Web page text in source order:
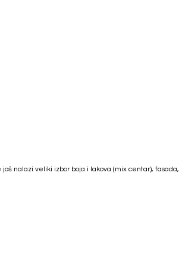
nalazi veliki izbor boja i lakova (mix centar), fasada,